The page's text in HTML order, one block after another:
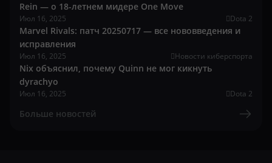
Rein — о 18-летнем мидере One Move
Июл 16, 2025 Dota 2
Marvel Rivals: патч 20250717 — все нововведения и
исправления
Июл 16, 2025 Новости киберспорта
Nix объяснил, почему Quinn не мог кикнуть
dyrachyo
Июл 16, 2025 Dota 2
Больше новостей